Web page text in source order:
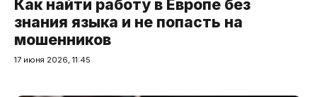
Как найти работу в Европе без
знания языка и не попасть на
мошенников
17 июня 2026, 11:45